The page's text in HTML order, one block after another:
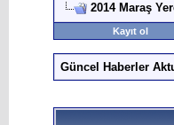
2014 Maraş
Kayıt ol
Güncel Haberler